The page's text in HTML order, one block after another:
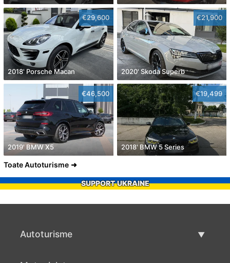
€29,600
2018' Porsche Macan
€21,900
2020' Skoda Superb
€46,500
2019' BMW X5
€19,499
2018' BMW 5 Series
Toate Autoturisme
SUPPORT UKRAINE
Autoturisme